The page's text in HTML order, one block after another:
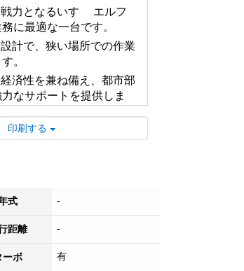
力となるいすゞ エルフ
に最適な一台です。
計で、狭い場所での作業
。
済性を兼ね備え、都市部
なサポートを提供しま
も承っております。お気
車可能です！！
印刷する
式 -
距離 -
ーボ 有